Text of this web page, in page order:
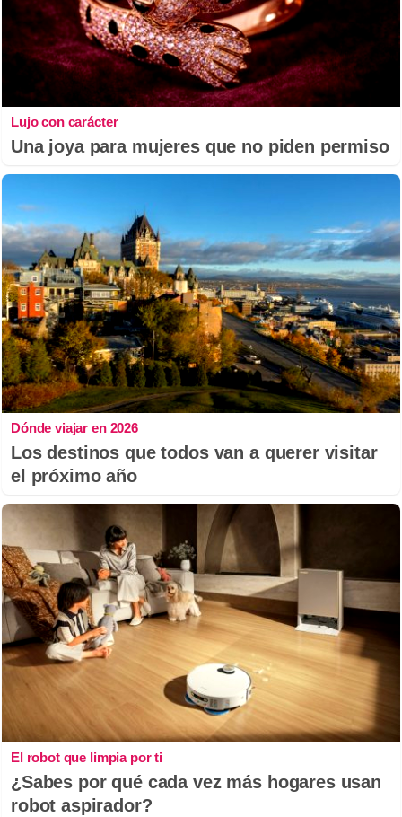
Lujo con carácter
Una joya para mujeres que no piden permiso
Dónde viajar en 2026
Los destinos que todos van a querer visitar
el próximo año
El robot que limpia por ti
¿Sabes por qué cada vez más hogares usan
robot aspirador?